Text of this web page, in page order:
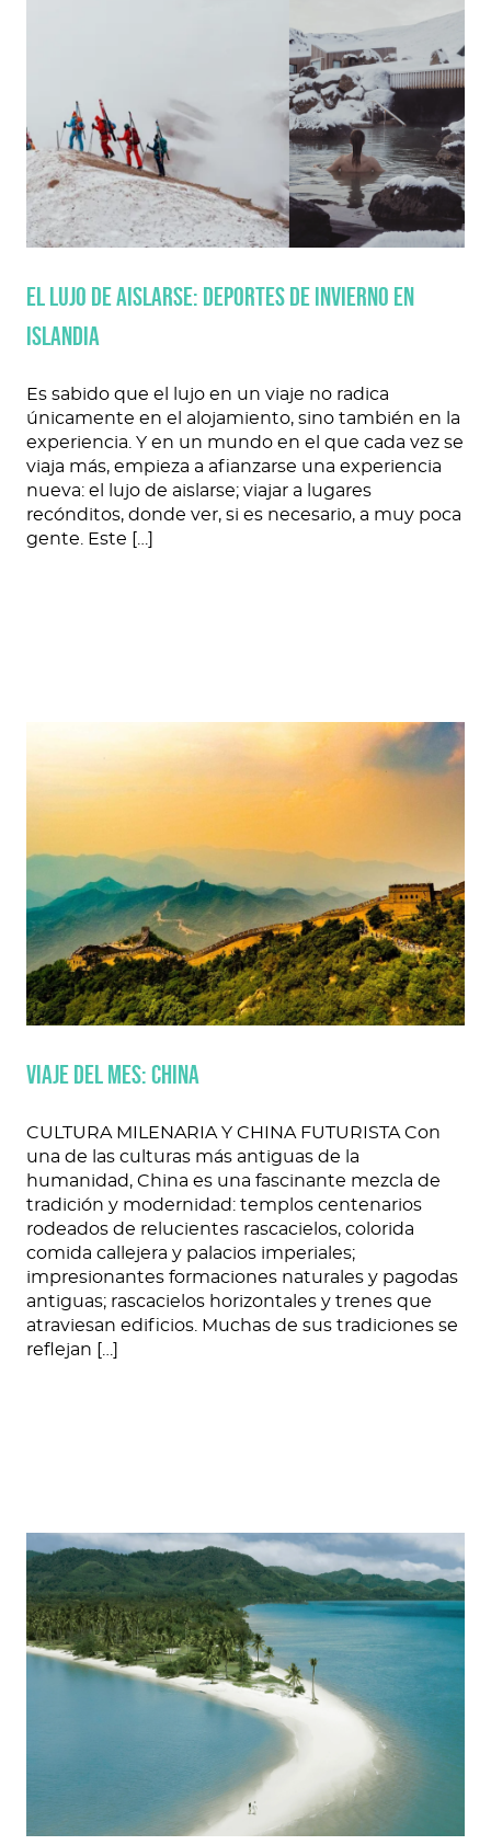
EL LUJO DE AISLARSE: DEPORTES DE INVIERNO EN
ISLANDIA
Es sabido que el lujo en un viaje no radica
únicamente en el alojamiento, sino también en la
experiencia. Y en un mundo en el que cada vez se
viaja más, empieza a afianzarse una experiencia
nueva: el lujo de aislarse; viajar a lugares
recónditos, donde ver, si es necesario, a muy poca
gente. Este […]
Viaje del mes: CHINA
CULTURA MILENARIA Y CHINA FUTURISTA Con
una de las culturas más antiguas de la
humanidad, China es una fascinante mezcla de
tradición y modernidad: templos centenarios
rodeados de relucientes rascacielos, colorida
comida callejera y palacios imperiales;
impresionantes formaciones naturales y pagodas
antiguas; rascacielos horizontales y trenes que
atraviesan edificios. Muchas de sus tradiciones se
reflejan […]